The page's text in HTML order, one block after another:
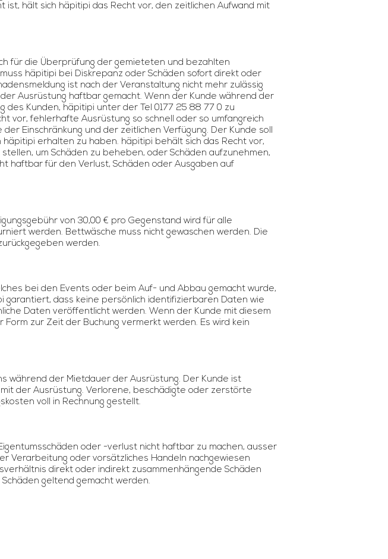
hält sich häpitipi das Recht vor, den zeitlichen Aufwand mit
für die Überprüfung der gemieteten und bezahlten
häpitipi bei Diskrepanz oder Schäden sofort direkt oder
ist nach der Veranstaltung nicht mehr zulässig
Ausrüstung haftbar gemacht. Wenn der Kunde während der
Kunden, häpitipi unter der Tel 0177 25 88 77 0 zu
vor, fehlerhafte Ausrüstung so schnell oder so umfangreich
Einschränkung und der zeitlichen Verfügung. Der Kunde soll
erhalten zu haben. häpitipi behält sich das Recht vor,
um Schäden zu beheben, oder Schäden aufzunehmen,
haftbar für den Verlust, Schäden oder Ausgaben auf
von 30,00 € pro Gegenstand wird für alle
werden. Bettwäsche muss nicht gewaschen werden. Die
werden.
bei den Events oder beim Auf- und Abbau gemacht wurde,
dass keine persönlich identifizierbaren Daten wie
Daten veröffentlicht werden. Wenn der Kunde mit diesem
zur Zeit der Buchung vermerkt werden. Es wird kein
während der Mietdauer der Ausrüstung. Der Kunde ist
der Ausrüstung. Verlorene, beschädigte oder zerstörte
voll in Rechnung gestellt.
oder -verlust nicht haftbar zu machen, ausser
Verarbeitung oder vorsätzliches Handeln nachgewiesen
direkt oder indirekt zusammenhängende Schäden
geltend gemacht werden.